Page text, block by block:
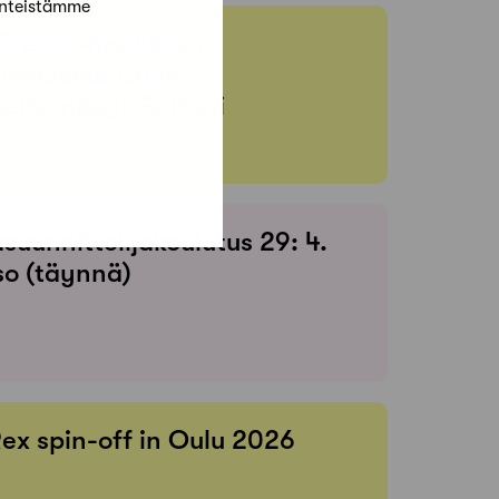
29: 4.
(täynnä)
spin-off in Oulu 2026